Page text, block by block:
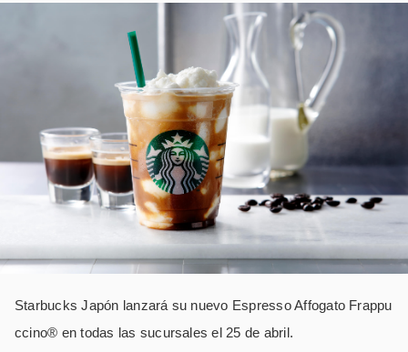
Starbucks Japón lanzará su nuevo Espresso Affogato Frappu
ccino® en todas las sucursales el 25 de abril.